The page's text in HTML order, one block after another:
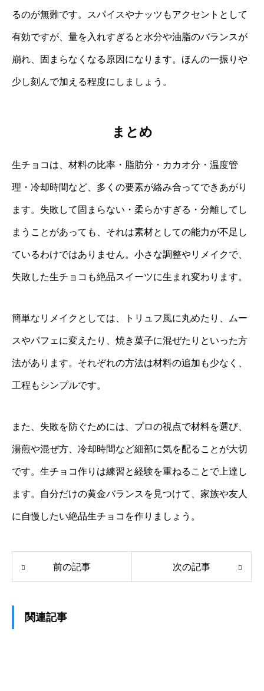
るのが無難です。スパイスやナッツもアクセントとして
有効ですが、量を入れすぎると水分や油脂のバランスが
崩れ、固まらなくなる原因になります。ほんの一振りや
少し刻んで加える程度にしましょう。
まとめ
生チョコは、材料の比率・脂肪分・カカオ分・温度管
理・冷却時間など、多くの要素が絡み合ってできあがり
ます。失敗して固まらない・柔らかすぎる・分離してし
まうことがあっても、それは素材としての能力が不足し
ているわけではありません。小さな調整やリメイクで、
失敗した生チョコも絶品スイーツに生まれ変わります。
簡単なリメイクとしては、トリュフ風に丸めたり、ムー
スやパフェに変えたり、焼き菓子に混ぜたりといった方
法があります。それぞれの方法は材料の追加も少なく、
工程もシンプルです。
また、失敗を防ぐためには、プロの視点で材料を選び、
湯煎や混ぜ方、冷却時間など細部に気を配ることが大切
です。生チョコ作りは練習と経験を重ねることで上達し
ます。自分だけの黄金バランスを見つけて、家族や友人
に自慢したい絶品生チョコを作りましょう。
前の記事 次の記事
関連記事